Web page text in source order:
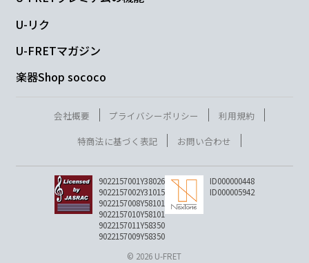
愛憎
Am
到来 大抵
G
花びら
Am
涙切
Em
らした
深愛
G
深愛の
Am
騙りです
U-リク
U-FRETマガジン
楽器Shop sococo
会社概要 プライバシーポリシー
利用規約
特商法に基づく表記
お問い合わせ
9022157001Y38026
9022157002Y31015
9022157008Y58101
9022157010Y58101
9022157011Y58350
9022157009Y58350
ID000000448
ID000005942
© 2026 U-FRET